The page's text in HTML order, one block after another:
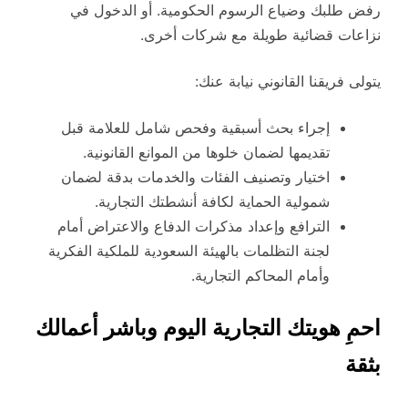
رفض طلبك وضياع الرسوم الحكومية. أو الدخول في
نزاعات قضائية طويلة مع شركات أخرى.
يتولى فريقنا القانوني نيابة عنك:
إجراء بحث أسبقية وفحص شامل للعلامة قبل
تقديمها لضمان خلوها من الموانع القانونية.
اختيار وتصنيف الفئات والخدمات بدقة لضمان
شمولية الحماية لكافة أنشطتك التجارية.
الترافع وإعداد مذكرات الدفاع والاعتراض أمام
لجنة التظلمات بالهيئة السعودية للملكية الفكرية
وأمام المحاكم التجارية.
احمِ هويتك التجارية اليوم وباشر أعمالك
بثقة